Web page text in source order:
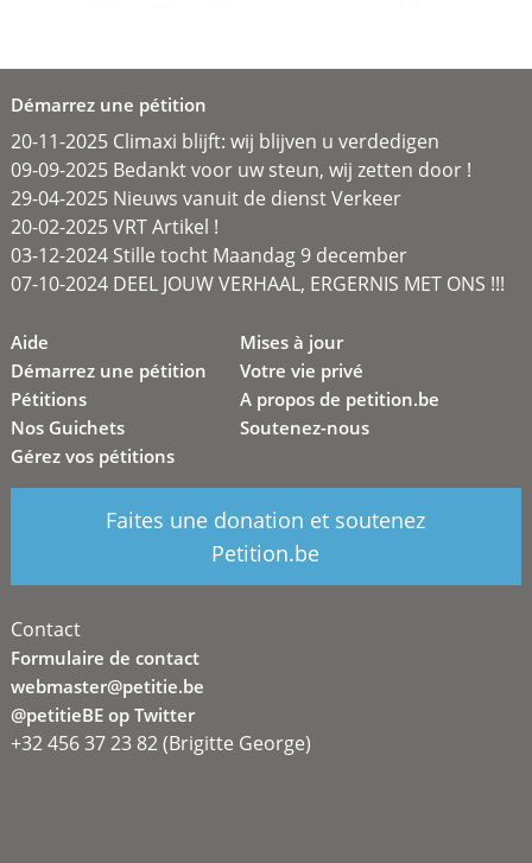
Démarrez une pétition
20-11-2025 Climaxi blijft: wij blijven u verdedigen
09-09-2025 Bedankt voor uw steun, wij zetten door !
29-04-2025 Nieuws vanuit de dienst Verkeer
20-02-2025 VRT Artikel !
03-12-2024 Stille tocht Maandag 9 december
07-10-2024 DEEL JOUW VERHAAL, ERGERNIS MET ONS !!!
Aide
Démarrez une pétition
Pétitions
Nos Guichets
Gérez vos pétitions
Mises à jour
Votre vie privé
A propos de petition.be
Soutenez-nous
Faites une donation et soutenez
Petition.be
Contact
Formulaire de contact
webmaster@petitie.be
@petitieBE op Twitter
+32 456 37 23 82 (Brigitte George)